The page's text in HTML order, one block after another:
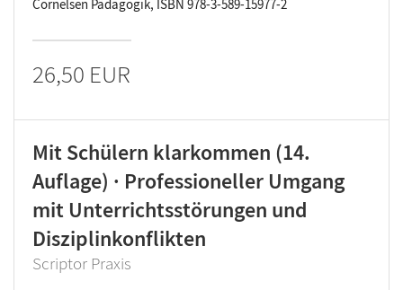
Cornelsen Pädagogik, ISBN 978-3-589-15977-2
26,50 EUR
Mit Schülern klarkommen (14.
Auflage) · Professioneller Umgang
mit Unterrichtsstörungen und
Disziplinkonflikten
Scriptor Praxis